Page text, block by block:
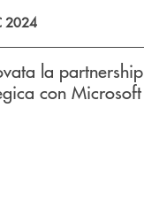
2024
la partnership
con Microsoft